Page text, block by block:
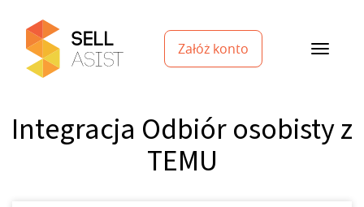
Załóż konto
Integracja Odbiór osobisty z
TEMU